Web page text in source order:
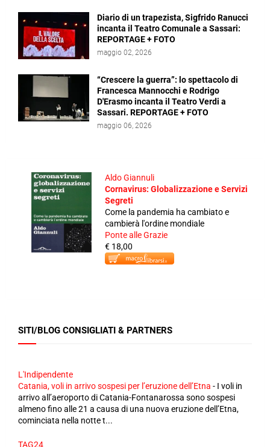
Diario di un trapezista, Sigfrido Ranucci
incanta il Teatro Comunale a Sassari:
REPORTAGE + FOTO
maggio 02, 2026
“Crescere la guerra”: lo spettacolo di
Francesca Mannocchi e Rodrigo
D'Erasmo incanta il Teatro Verdi a
Sassari. REPORTAGE + FOTO
maggio 06, 2026
Aldo Giannuli
Cornavirus: Globalizzazione e Servizi
Segreti
Come la pandemia ha cambiato e
cambierà l'ordine mondiale
Ponte alle Grazie
€ 18,00
SITI/BLOG CONSIGLIATI & PARTNERS
L'Indipendente
Catania, voli in arrivo sospesi per l’eruzione dell’Etna - I voli in
arrivo all’aeroporto di Catania-Fontanarossa sono sospesi
almeno fino alle 21 a causa di una nuova eruzione dell’Etna,
cominciata nella notte t...
TAG24